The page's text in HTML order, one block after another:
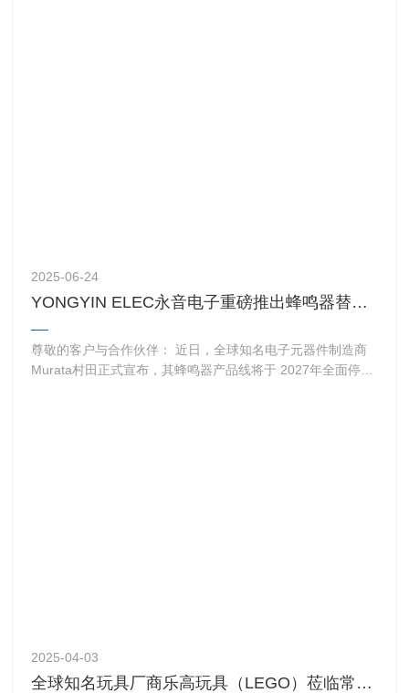
2025-06-24
YONGYIN ELEC永音电子重磅推出蜂鸣器替代方案，无缝衔接村田（Murata）停产计划
尊敬的客户与合作伙伴： 近日，全球知名电子元器件制造商
Murata村田正式宣布，其蜂鸣器产品线将于 2027年全面停
2025-04-03
全球知名玩具厂商乐高玩具（LEGO）莅临常州永音电子工厂指导工作！